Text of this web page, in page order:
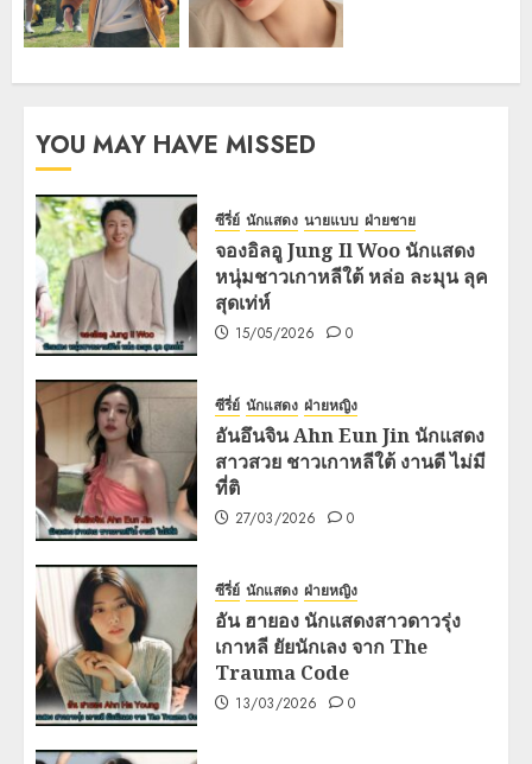
YOU MAY HAVE MISSED
ซีรี่ย์ นักแสดง นายแบบ ฝ่ายชาย
จองอิลอู Jung Il Woo นักแสดง
หนุ่มชาวเกาหลีใต้ หล่อ ละมุน ลุค
สุดเท่ห์
15/05/2026 0
ซีรี่ย์ นักแสดง ฝ่ายหญิง
อันอึนจิน Ahn Eun Jin นักแสดง
สาวสวย ชาวเกาหลีใต้ งานดี ไม่มี
ที่ติ
27/03/2026 0
ซีรี่ย์ นักแสดง ฝ่ายหญิง
อัน ฮายอง นักแสดงสาวดาวรุ่ง
เกาหลี ยัยนักเลง จาก The
Trauma Code
13/03/2026 0